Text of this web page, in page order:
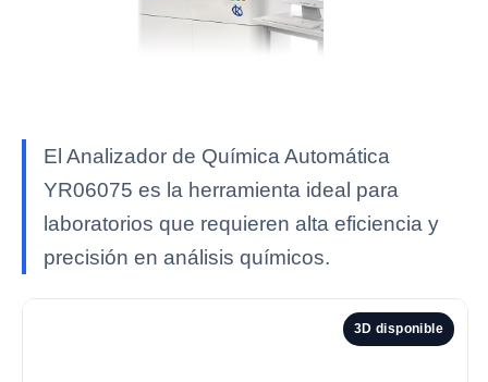
El Analizador de Química Automática
YR06075 es la herramienta ideal para
laboratorios que requieren alta eficiencia y
precisión en análisis químicos.
3D disponible